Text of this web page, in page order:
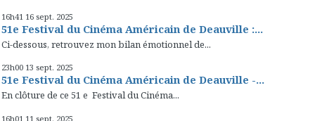
16h41 16 sept. 2025
51e Festival du Cinéma Américain de Deauville :...
Ci-dessous, retrouvez mon bilan émotionnel de...
23h00 13 sept. 2025
51e Festival du Cinéma Américain de Deauville -...
En clôture de ce 51 e Festival du Cinéma...
16h01 11 sept. 2025